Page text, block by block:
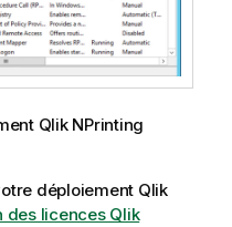
Qlik NPrinting
déploiement Qlik
des licences Qlik